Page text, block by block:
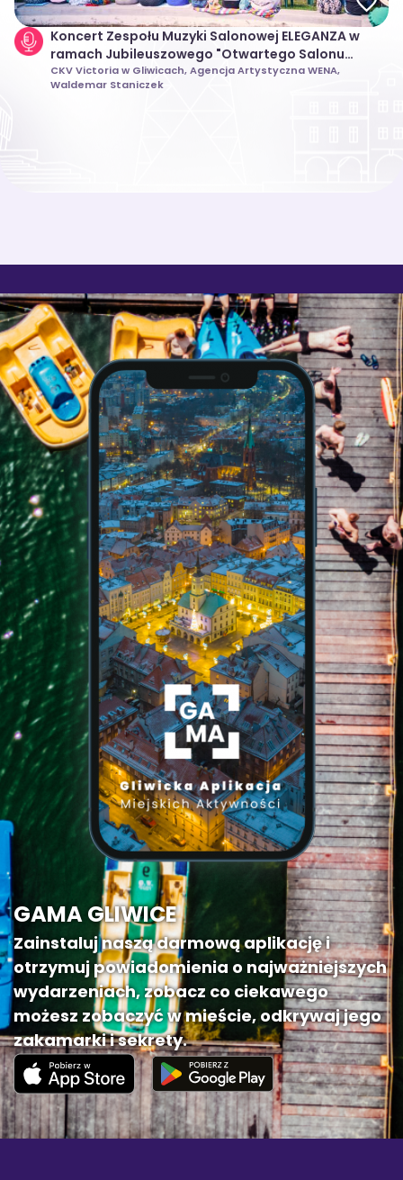
Koncert Zespołu Muzyki Salonowej ELEGANZA w
ramach Jubileuszowego "Otwartego Salonu
Muzycznego" 2026 w Gliwicach
CKV Victoria w Gliwicach, Agencja Artystyczna WENA,
Waldemar Staniczek
GAMA GLIWICE
Zainstaluj naszą darmową aplikację i
otrzymuj powiadomienia o najważniejszych
wydarzeniach, zobacz co ciekawego
możesz zobaczyć w mieście, odkrywaj jego
zakamarki i sekrety.